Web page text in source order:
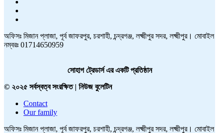
অফিসঃ মিজান প্লাজা, পূর্ব জাফরপুর, চরশাহী, চন্দ্রগঞ্জ, লক্ষ্মীপুর সদর, লক্ষ্মীপুর। মোবাইল
নম্বরঃ 01714650959
সোহাগ ট্রেডার্স এর একটি প্রতিষ্ঠান
© ২০২৫ সর্বস্বত্ব সংরক্ষিত | নিউজ বুলেটিন
Contact
Our family
অফিসঃ মিজান প্লাজা, পূর্ব জাফরপুর, চরশাহী, চন্দ্রগঞ্জ, লক্ষ্মীপুর সদর, লক্ষ্মীপুর। মোবাইল